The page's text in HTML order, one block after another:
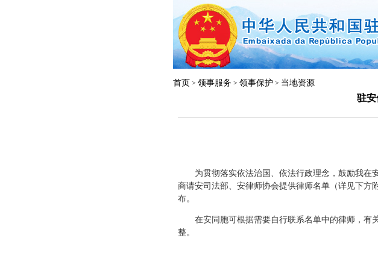
首页 > 领事服务 > 领事保护 > 当地资源
驻
为贯彻落实依法治国、依法行政理念，鼓励我在
商请安司法部、安律师协会提供律师名单（详见下
布。
在安同胞可根据需要自行联系名单中的律师，有
整。